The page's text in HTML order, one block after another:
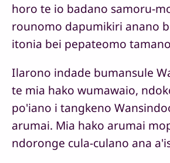
horo te io badano samoru-
rounomo dapumikiri anano
itonia bei pepateomo
Ilarono indade bumansule
te mia hako wumawaio,
po'iano i tangkeno
arumai. Mia hako arumai
ndoronge cula-culano ana